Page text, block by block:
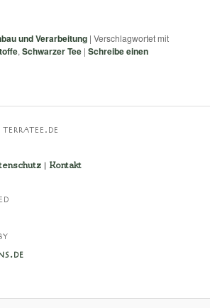
und Verarbeitung |Verschlagwortet mit
,Schwarzer Tee |Schreibe einen
| Kontakt